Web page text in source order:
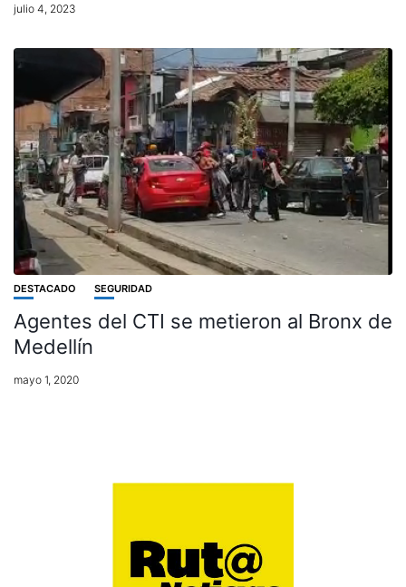
julio 4, 2023
DESTACADO SEGURIDAD
Agentes del CTI se metieron al Bronx de
Medellín
mayo 1, 2020